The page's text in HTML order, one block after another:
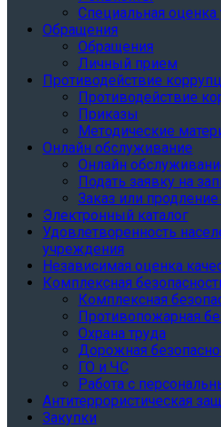
Специальная оценка
Обращения
Обращения
Личный прием
Противодействие
Противодействие
Приказы
Методические
Онлайн обслуживание
Онлайн
Подать заявку на
Заказ или продление
Электронный каталог
Удовлетворенность
учреждения
Независимая оценка
Комплексная
Комплексная
Противопожарная
Охрана труда
Дорожная
ГО и ЧС
Работа с
Антитеррористическая
Закупки